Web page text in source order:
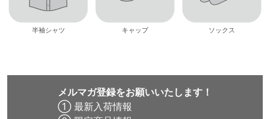
半袖シャツ キャップ ソックス
メルマガ登録をお願いいたします！
① 最新入荷情報